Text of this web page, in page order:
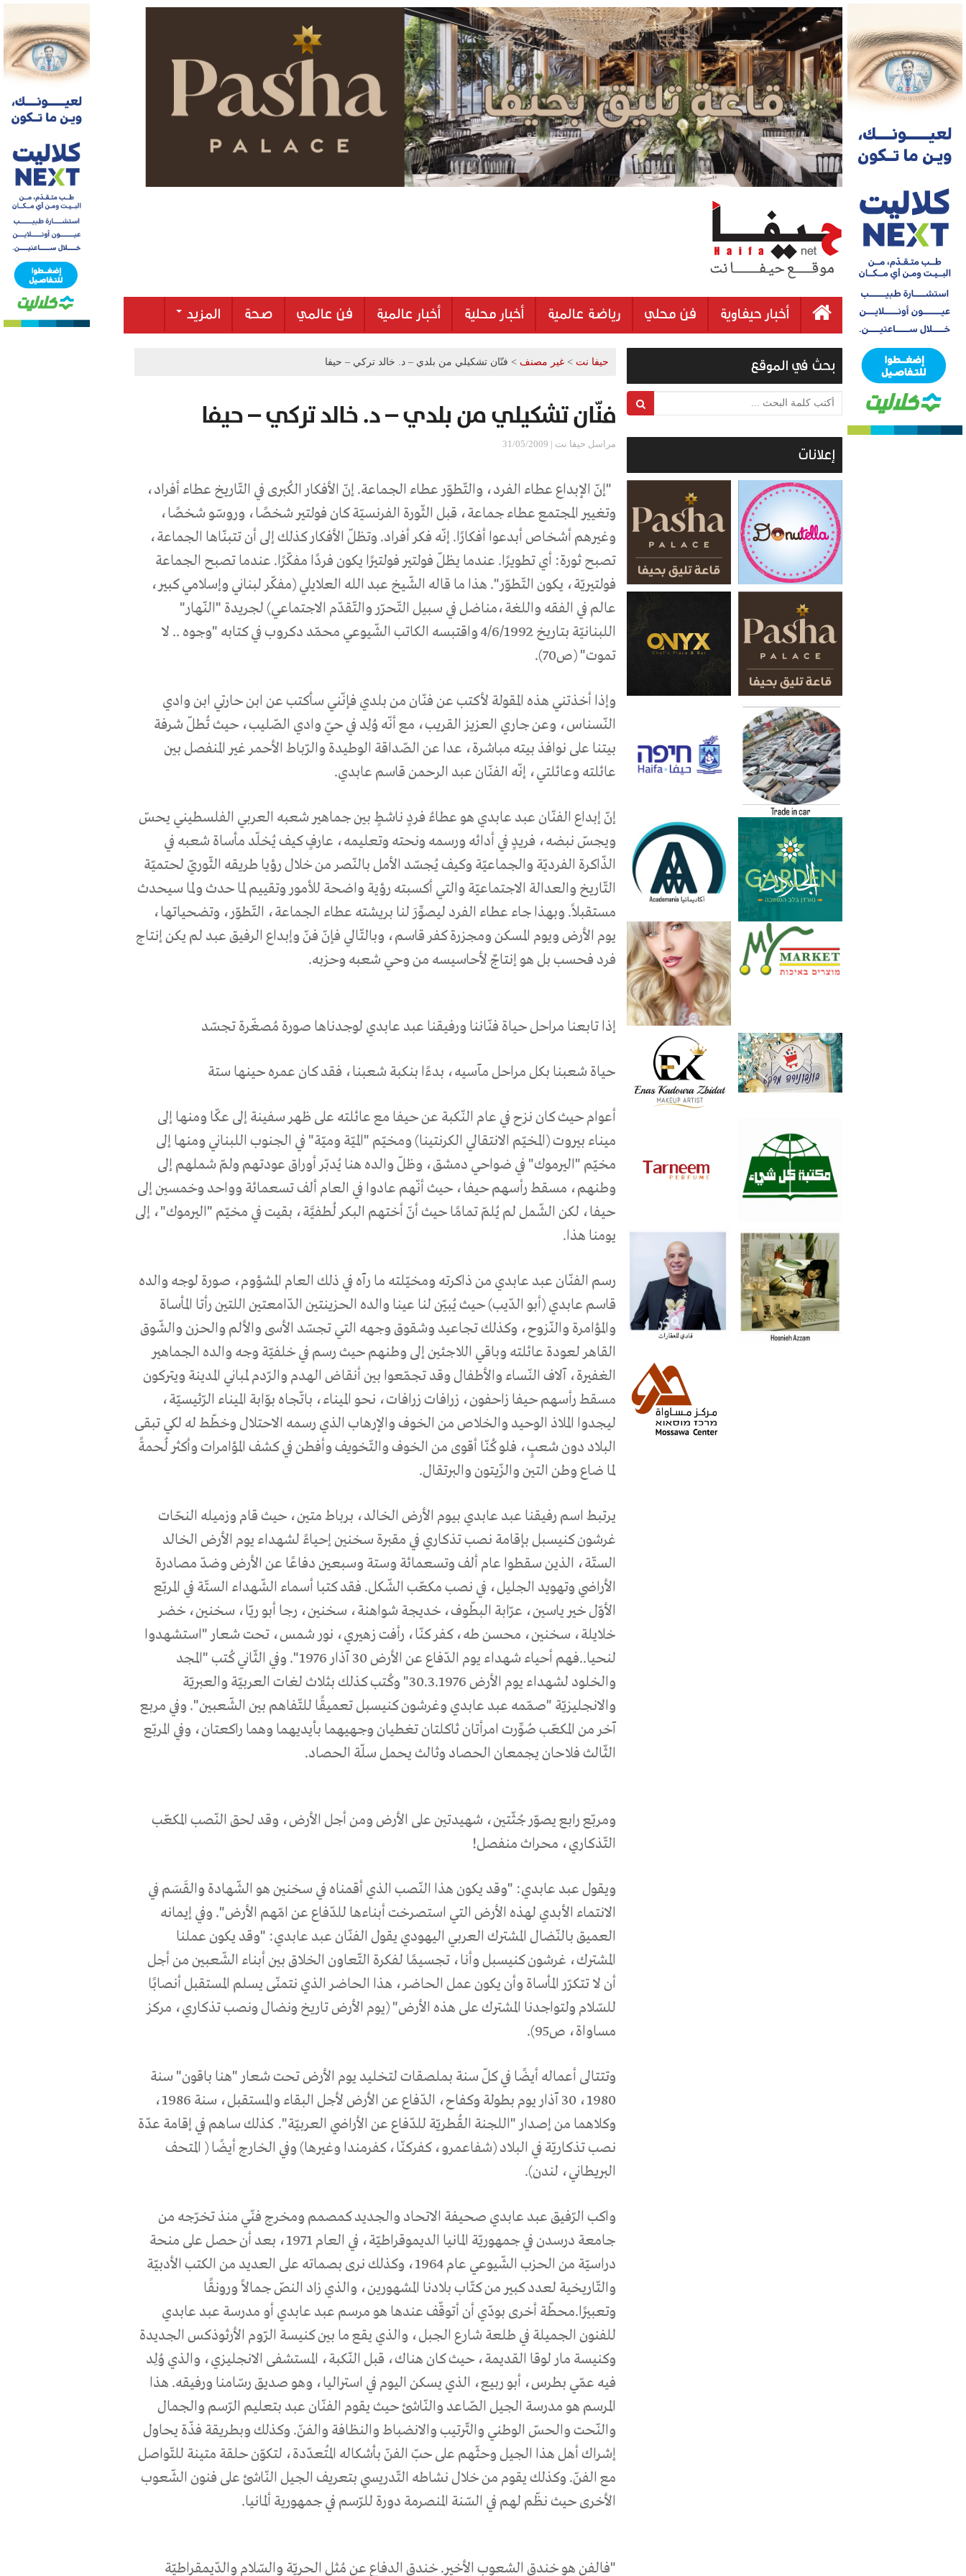
أخبار حيفاوية فن محلي رياضة عالمية أخبار محلية أخبار عالمية فن عالمي صحة المزيد
حيفا نت > غير مصنف > فنّان تشكيلي من بلدي – د. خالد تركي – حيفا
فنّان تشكيلي من بلدي – د. خالد تركي – حيفا
مراسل حيفا نت | 31/05/2009
"إنّ الإبداع عطاء الفرد، والتّطوّر عطاء الجماعة. إنّ الأفكار الكُبرى في التّاريخ عطاء أفراد،
وتغيير المجتمع عطاء جماعة، قبل الثّورة الفرنسيّة كان فولتير شخصًا، وروسّو شخصًا،
وغيرهم أشخاص أبدعوا أفكارًا. إنّه فكر أفراد. وتظلّ الأفكار كذلك إلى أن تتبنّاها الجماعة،
تصبح ثورة: أي تطويرًا. عندما يظلّ فولتير فولتيرًا يكون فردًا مفكّرًا. عندما تصبح الجماعة
فولتيريّة، يكون التّطوّر". هذا ما قاله الشّيخ عبد الله العلايلي (مفكّر لبناني وإسلامي كبير،
عالم في الفقه واللغة،مناضل في سبيل التّحرّر والتّقدّم الاجتماعي) لجريدة "النّهار"
اللبنانيّة بتاريخ 4/6/1992 واقتبسه الكاتب الشّيوعي محمّد دكروب في كتابه "وجوه .. لا
تموت" (ص70).
وإذا أخذتني هذه المقولة لأكتب عن فنّان من بلدي فإنّني سأكتب عن ابن حارتي ابن وادي
النّسناس، وعن جاري العزيز القريب، مع أنّه وُلِد في حيّ وادي الصّليب، حيث تُطلّ شرفة
بيتنا على نوافذ بيته مباشرة، عدا عن الصّداقة الوطيدة والرّباط الأحمر غير المنفصل بين
عائلته وعائلتي، إنّه الفنّان عبد الرحمن قاسم عابدي.
إنّ إبداع الفنّان عبد عابدي هو عطاءُ فردٍ ناشطٍ بين جماهير شعبه العربي الفلسطيني يحسّ
ويجسّ نبضه، فريدٍ في أدائه ورسمه ونحته وتعليمه، عارفٍ كيف يُخلّد مأساة شعبه في
الذّاكرة الفرديّة والجماعيّة وكيف يُجسّد الأمل بالنّصر من خلال رؤيا طريقه الثّوريّ لحتميّة
التّاريخ والعدالة الاجتماعيّة والتي أكسبته رؤية واضحة للأمور وتقييم لما حدث ولما سيحدث
مستقبلاً. وبهذا جاء عطاء الفرد ليصوِّرَ لنا بريشته عطاء الجماعة، التّطوّر، وتضحياتها،
يوم الأرض ويوم المسكن ومجزرة كفر قاسم، وبالتّالي فإنّ فنّ وإبداع الرفيق عبد لم يكن إنتاج
فرد فحسب بل هو إنتاجٌ لأحاسيسه من وحي شعبه وحزبه.
إذا تابعنا مراحل حياة فنّاننا ورفيقنا عبد عابدي لوجدناها صورة مُصغّرة تجسّد
حياة شعبنا بكل مراحل مآسيه، بدءًا بنكبة شعبنا، فقد كان عمره حينها ستة
أعوام حيث كان نزح في عام النّكبة عن حيفا مع عائلته على ظهر سفينة إلى عكّا ومنها إلى
ميناء بيروت (المخيّم الانتقالي الكرنتينا) ومخيّم "الميّة وميّة" في الجنوب اللبناني ومنها إلى
مخيّم "اليرموك" في ضواحي دمشق، وظلّ والده هنا يُدبّر أوراق عودتهم ولمّ شملهم إلى
وطنهم، مسقط رأسهم حيفا، حيث أنّهم عادوا في العام ألف تسعمائة وواحد وخمسين إلى
حيفا، لكن الشّمل لم يُلمّ تمامًا حيث أنّ أختهم البكر لُطفيَّة، بقيت في مخيّم "اليرموك"، إلى
يومنا هذا.
رسم الفنّان عبد عابدي من ذاكرته ومخيّلته ما رآه في ذلك العام المشؤوم، صورة لوجه والده
قاسم عابدي (أبو الدّيب) حيث يُبيّن لنا عينا والده الحزينتين الدّامعتين اللتين رأتا المأساة
والمؤامرة والنّزوح، وكذلك تجاعيد وشقوق وجهه التي تجسّد الأسى والألم والحزن والشّوق
القاهر لعودة عائلته وباقي اللاجئين إلى وطنهم حيث رسم في خلفيّة وجه والده الجماهير
الغفيرة، آلاف النّساء والأطفال وقد تجمّعوا بين أنقاض الهدم والرّدم لمباني المدينة ويتركون
مسقط رأسهم حيفا زاحفون، زرافات زرافات، نحو الميناء، باتّجاه بوّابة الميناء الرّئيسيّة،
ليجدوا الملاذ الوحيد والخلاص من الخوف والإرهاب الذي رسمه الاحتلال وخطّط له لكي تبقى
البلاد دون شعبٍ، فلو كُنّا أقوى من الخوف والتّخويف وأفطن في كشف المؤامرات وأكثر لُحمةً
لما ضاع وطن التين والزّيتون والبرتقال.
يرتبط اسم رفيقنا عبد عابدي بيوم الأرض الخالد، برباط متين، حيث قام وزميله النحّات
غرشون كنيسبل بإقامة نصب تذكاري في مقبرة سخنين إحياءً لشهداء يوم الأرض الخالد
الستّة، الذين سقطوا عام ألف وتسعمائة وستة وسبعين دفاعًا عن الأرض وضدّ مصادرة
الأراضي وتهويد الجليل، في نصب مكعّب الشّكل. فقد كتبا أسماء الشّهداء الستّة في المربّع
الأوّل خير ياسين، عرّابة البطّوف، خديجة شواهنة، سخنين، رجا أبو ريّا، سخنين، خضر
خلايلة، سخنين، محسن طه، كفر كنّا، رأفت زهيري، نور شمس، تحت شعار "استشهدوا
لنحيا..فهم أحياء شهداء يوم الدّفاع عن الأرض 30 آذار 1976". وفي الثّاني كُتب "المجد
والخلود لشهداء يوم الأرض 30.3.1976" وكُتب كذلك بثلاث لغات العربيّة والعبريّة
والانجليزيّة "صمّمه عبد عابدي وغرشون كنيسبل تعميقًا للتّفاهم بين الشّعبين". وفي مربع
آخر من المكعّب صُوِّرت امرأتان ثاكلتان تغطيان وجهيهما بأيديهما وهما راكعتان، وفي المربّع
الثّالث فلاحان يجمعان الحصاد وثالث يحمل سلّة الحصاد.
ومربّع رابع يصوّر جُثّتين، شهيدتين على الأرض ومن أجل الأرض، وقد لحق النّصب المكعّب
التّذكاري، محراث منفصل!
ويقول عبد عابدي: "وقد يكون هذا النّصب الذي أقمناه في سخنين هو الشّهادة والقَسَم في
الانتماء الأبدي لهذه الأرض التي استصرخت أبناءها للدّفاع عن امّهم الأرض". وفي إيمانه
العميق بالنّضال المشترك العربي اليهودي يقول الفنّان عبد عابدي: "وقد يكون عملنا
المشترك، غرشون كنيسبل وأنا، تجسيمًا لفكرة التّعاون الخلاق بين أبناء الشّعبين من أجل
أن لا تتكرّر المأساة وأن يكون عمل الحاضر، هذا الحاضر الذي نتمنّى يسلم المستقبل أنصابًا
للسّلام ولتواجدنا المشترك على هذه الأرض" (يوم الأرض تاريخ ونضال ونصب تذكاري، مركز
مساواة، ص95).
وتتتالى أعماله أيضًا في كلّ سنة بملصقات لتخليد يوم الأرض تحت شعار "هنا باقون" سنة
1980، 30 آذار يوم بطولة وكفاح، الدّفاع عن الأرض لأجل البقاء والمستقبل، سنة 1986،
وكلاهما من إصدار "اللجنة القُطريّة للدّفاع عن الأراضي العربيّة". كذلك ساهم في إقامة عدّة
نصب تذكاريّة في البلاد (شفاعمرو، كفركنّا، كفرمندا وغيرها) وفي الخارج أيضًا ( المتحف
البريطاني، لندن).
واكب الرّفيق عبد عابدي صحيفة الاتحاد والجديد كمصمم ومخرج فنّي منذ تخرّجه من
جامعة درسدن في جمهوريّة المانيا الديموقراطيّة، في العام 1971، بعد أن حصل على منحة
دراسيّة من الحزب الشّيوعي عام 1964، وكذلك نرى بصماته على العديد من الكتب الأدبيّة
والتّاريخية لعدد كبير من كتّاب بلادنا المشهورين، والذي زاد النصّ جمالاً ورونقًا
وتعبيرًا.محطّة أخرى بودّي أن أتوقّف عندها هو مرسم عبد عابدي أو مدرسة عبد عابدي
للفنون الجميلة في طلعة شارع الجبل، والذي يقع ما بين كنيسة الرّوم الأرثوذكس الجديدة
وكنيسة مار لوقا القديمة، حيث كان هناك، قبل النّكبة، المستشفى الانجليزي، والذي وُلِد
فيه عمّي بطرس، أبو ربيع، الذي يسكن اليوم في استراليا، وهو صديق رسّامنا ورفيقه. هذا
المرسم هو مدرسة الجيل الصّاعد والنّاشئ حيث يقوم الفنّان عبد بتعليم الرّسم والجمال
والنّحت والحسّ الوطني والتّرتيب والانضباط والنظافة والفنّ. وكذلك وبطريقة فذّة يحاول
إشراك أهل هذا الجيل وحثّهم على حبّ الفنّ بأشكاله المُتعدّدة، لتكوّن حلقة متينة للتّواصل
مع الفنّ. وكذلك يقوم من خلال نشاطه التّدريسي بتعريف الجيل النّاشئ على فنون الشّعوب
الأخرى حيث نظّم لهم في السّنة المنصرمة دورة للرّسم في جمهورية ألمانيا.
"فالفن هو خندق الشعوب الأخير. خندق الدفاع عن مُثل الحريّة والسّلام والدّيمقراطيّة
بحث في الموقع
أكتب كلمة البحث ...
إعلانات